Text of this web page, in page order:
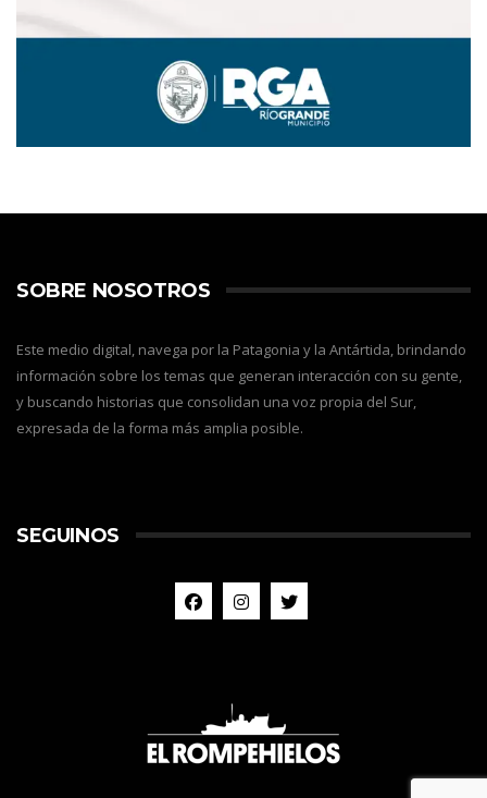
SOBRE NOSOTROS
Este medio digital, navega por la Patagonia y la Antártida, brindando
información sobre los temas que generan interacción con su gente,
y buscando historias que consolidan una voz propia del Sur,
expresada de la forma más amplia posible.
SEGUINOS